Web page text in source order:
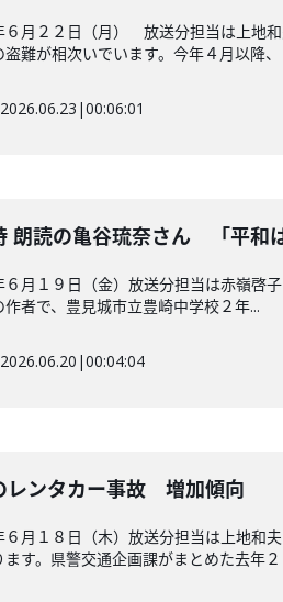
６月２２日（月） 放送分担当は上地
盗難が相次いでいます。今年４月以降、
2026.06.23 |00:06:01
朗読の亀谷琉奈さん 「平和
６月１９日（金）放送分担当は赤嶺啓
者で、豊見城市立豊崎中学校２年...
2026.06.20 |00:04:04
レンタカー事故 増加傾向
６月１８日（木）放送分担当は上地和
す。県警交通企画課がまとめた去年２